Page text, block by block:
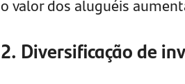
o valor dos aluguéis
2. Diversificação de